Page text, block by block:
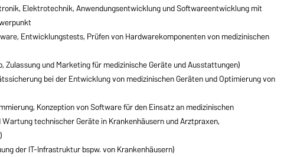
Elektrotechnik, Anwendungsentwicklung und Softwareentwicklung mit
Entwicklungstests, Prüfen von Hardwarekomponenten von medizinischen
Zulassung und Marketing für medizinische Geräte und Ausstattungen)
bei der Entwicklung von medizinischen Geräten und Optimierung von
Konzeption von Software für den Einsatz an medizinischen
technischer Geräte in Krankenhäusern und Arztpraxen,
der IT-Infrastruktur bspw. von Krankenhäusern)